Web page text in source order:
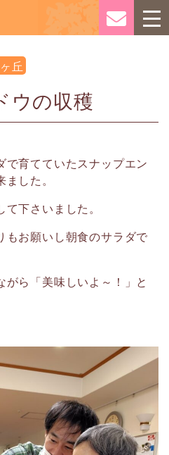
丘
ウの収穫
で育てていたスナップエン
した。
下さいました。
もお願いし朝食のサラダで
ら「美味しいよ～！」と